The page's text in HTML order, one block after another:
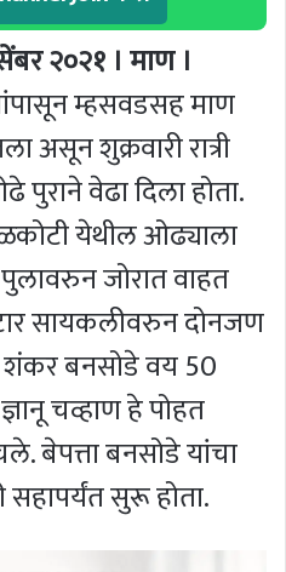
२०२१ । माण ।
म्हसवडसह माण
असून शुक्रवारी रात्री
वेढा दिला होता.
येथील ओढ्याला
जोरात वाहत
सायकलीवरुन दोनजण
शंकर बनसोडे वय 50
चव्हाण हे पोहत
बेपत्ता बनसोडे यांचा
सुरू होता.